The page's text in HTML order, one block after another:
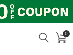
検索 カ
0